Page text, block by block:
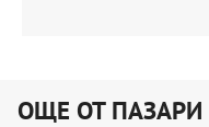
ОЩЕ ОТ ПАЗАРИ